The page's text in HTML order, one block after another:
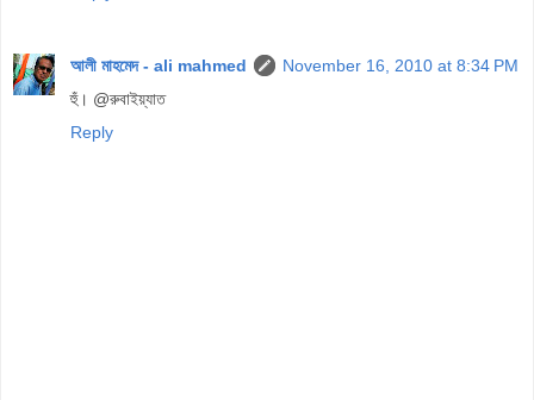
আলী মাহমেদ - ali mahmed
November 16, 2010 at 8:34 PM
হুঁ। @রুবাইয়্যাত
Reply